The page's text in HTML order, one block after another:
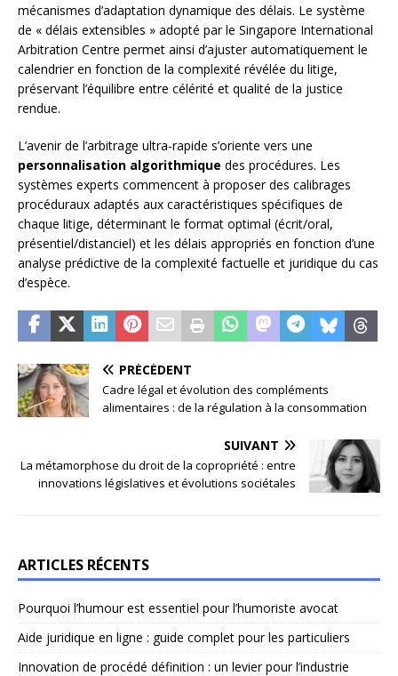
mécanismes d’adaptation dynamique des délais. Le système
de « délais extensibles » adopté par le Singapore International
Arbitration Centre permet ainsi d’ajuster automatiquement le
calendrier en fonction de la complexité révélée du litige,
préservant l’équilibre entre célérité et qualité de la justice
rendue.
L’avenir de l’arbitrage ultra-rapide s’oriente vers une
personnalisation algorithmique des procédures. Les
systèmes experts commencent à proposer des calibrages
procéduraux adaptés aux caractéristiques spécifiques de
chaque litige, déterminant le format optimal (écrit/oral,
présentiel/distanciel) et les délais appropriés en fonction d’une
analyse prédictive de la complexité factuelle et juridique du cas
d’espèce.
PRÉCÉDENT
Cadre légal et évolution des compléments
alimentaires : de la régulation à la consommation
SUIVANT
La métamorphose du droit de la copropriété : entre
innovations législatives et évolutions sociétales
ARTICLES RÉCENTS
Pourquoi l’humour est essentiel pour l’humoriste avocat
Aide juridique en ligne : guide complet pour les particuliers
Innovation de procédé définition : un levier pour l’industrie